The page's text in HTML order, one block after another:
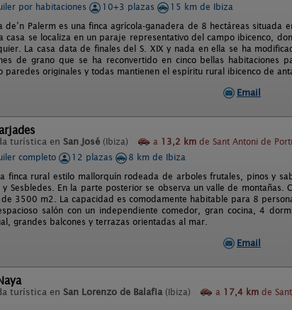
por habitaciones
10+3 plazas
15 km de Ibiza
de’n Palerm es una finca agrícola-ganadera de 8 hectáreas situada
casa se localiza en un paraje representativo del campo ibicenco,
La casa data de finales del S. XIX y nada en ella se ha
de grano que se ha reconvertido en cinco bellas habitaciones
paredes originales y todas mantienen el espíritu rural ibicenco de
Email
turística en San José (Ibiza) a 13,2 km de Sant Antoni de
completo
12 plazas
8 km de Ibiza
finca rural estilo mallorquín rodeada de arboles frutales, pinos y
y Sesbledes. En la parte posterior se observa un valle de
3500 m2. La capacidad es comodamente habitable para 8
salón con un independiente comedor, gran cocina, 4
grandes balcones y terrazas orientadas al mar.
Email
turística en San Lorenzo de Balafia (Ibiza) a 17,4 km de